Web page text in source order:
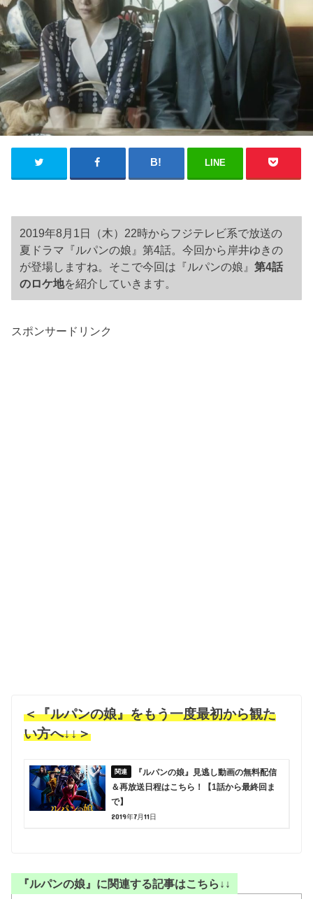
LINE
2019年8月1日（木）22時からフジテレビ系で放送の
夏ドラマ『ルパンの娘』第4話。今回から岸井ゆきの
が登場しますね。そこで今回は『ルパンの娘』第4話
のロケ地を紹介していきます。
スポンサードリンク
＜『ルパンの娘』をもう一度最初から観た
い方へ↓↓＞
『ルパンの娘』見逃し動画の無料配信
＆再放送日程はこちら！【1話から最終回ま
で】
2019年7月11日
『ルパンの娘』に関連する記事はこちら↓↓